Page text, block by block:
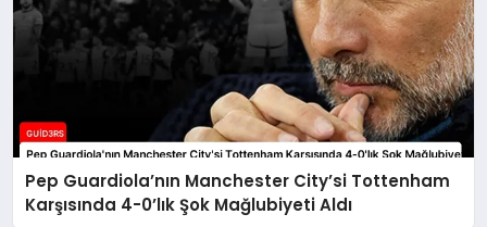
Pep Guardiola’nın Manchester City’si Tottenham
Karşısında 4-0’lık Şok Mağlubiyeti Aldı